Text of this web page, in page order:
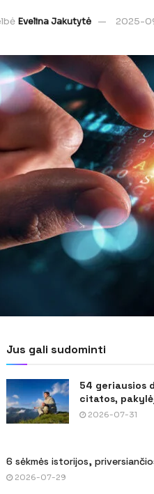
Evelina Jakutytė 2025-
Jus gali sudominti
54 geriausios
citatos,
2026-07-31
6 sėkmės istorijos,
2026-07-29